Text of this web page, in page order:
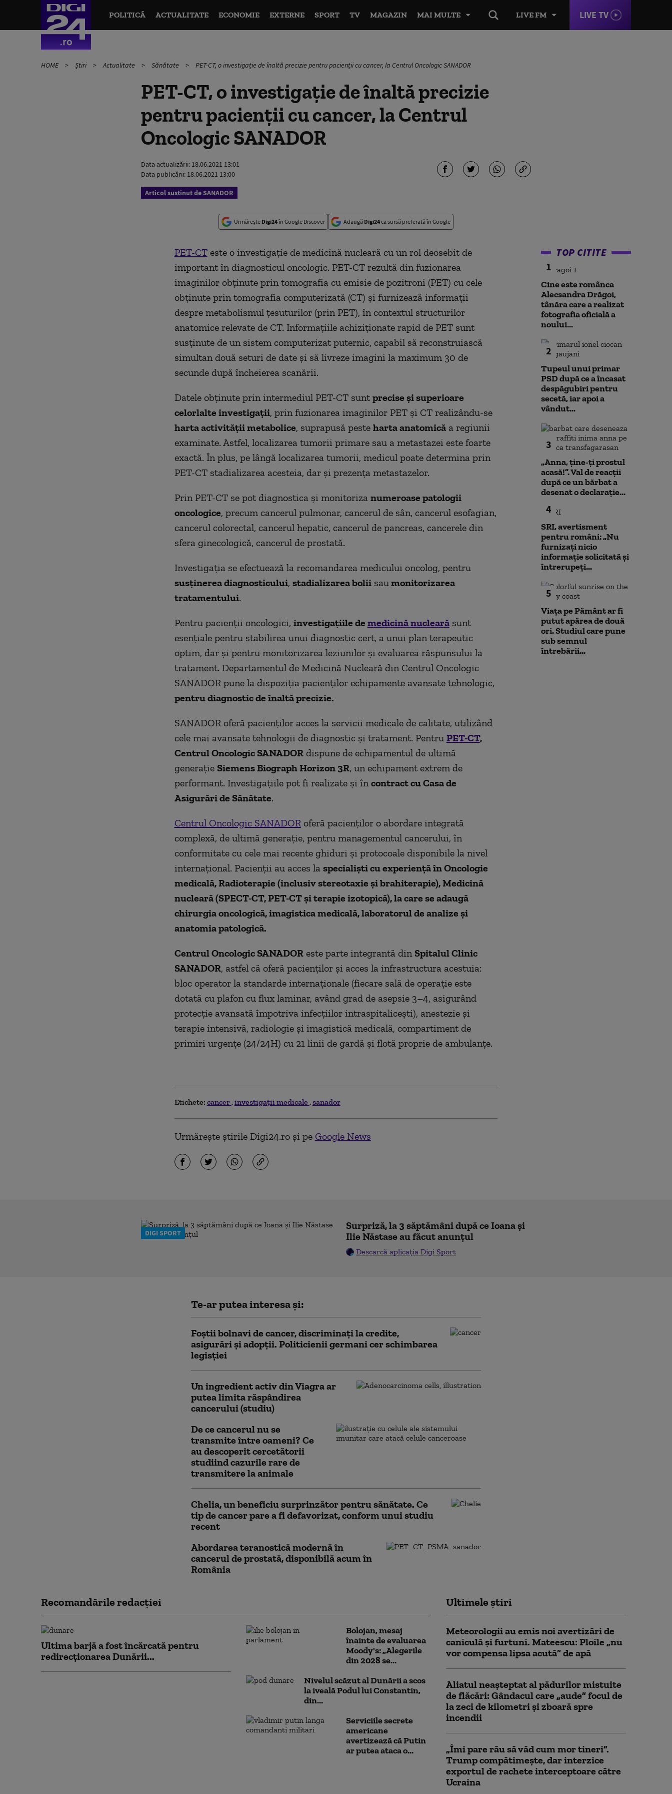
LIVE FM LIVE TV
POLITICĂ ACTUALITATE ECONOMIE EXTERNE SPORT TV MAGAZIN MAI MULTE
HOME Știri Actualitate Sănătate PET-CT, o investigație de înaltă precizie pentru pacienții cu cancer, la Centrul Oncologic SANADOR
PET-CT, o investigație de înaltă precizie
pentru pacienții cu cancer, la Centrul
Oncologic SANADOR
Data actualizării: 18.06.2021 13:01
Data publicării: 18.06.2021 13:00
Articol sustinut de SANADOR
Urmărește Digi24în Google Discover Adaugă Digi24ca sursă preferată în Google
PET-CTeste o investigație de medicină nucleară cu un rol deosebit de
important în diagnosticul oncologic. PET-CT rezultă din fuzionarea
imaginilor obținute prin tomografia cu emisie de pozitroni (PET) cu cele
obținute prin tomografia computerizată (CT) și furnizează informații
despre metabolismul țesuturilor (prin PET), în contextul structurilor
anatomice relevate de CT. Informațiile achiziționate rapid de PET sunt
susținute de un sistem computerizat puternic, capabil să reconstruiască
simultan două seturi de date și să livreze imagini la maximum 30 de
secunde după încheierea scanării.
Datele obținute prin intermediul PET-CT sunt precise și superioare
celorlalte investigații, prin fuzionarea imaginilor PET și CT realizându-se
harta activității metabolice, suprapusă peste harta anatomicăa regiunii
examinate. Astfel, localizarea tumorii primare sau a metastazei este foarte
exactă. În plus, pe lângă localizarea tumorii, medicul poate determina prin
PET-CT stadializarea acesteia, dar și prezența metastazelor.
Prin PET-CT se pot diagnostica și monitoriza numeroase patologii
oncologice, precum cancerul pulmonar, cancerul de sân, cancerul esofagian,
cancerul colorectal, cancerul hepatic, cancerul de pancreas, cancerele din
sfera ginecologică, cancerul de prostată.
Investigația se efectuează la recomandarea medicului oncolog, pentru
susținerea diagnosticului, stadializarea bolii saumonitorizarea
tratamentului.
Pentru pacienții oncologici, investigațiile de medicină nuclearăsunt
esențiale pentru stabilirea unui diagnostic cert, a unui plan terapeutic
optim, dar și pentru monitorizarea leziunilor și evaluarea răspunsului la
tratament. Departamentul de Medicină Nucleară din Centrul Oncologic
SANADOR pune la dispoziția pacienților echipamente avansate tehnologic,
pentru diagnostic de înaltă precizie.
SANADOR oferă pacienților acces la servicii medicale de calitate, utilizând
cele mai avansate tehnologii de diagnostic și tratament. Pentru PET-CT,
Centrul Oncologic SANADORdispune de echipamentul de ultimă
generație Siemens Biograph Horizon 3R, un echipament extrem de
performant. Investigațiile pot fi realizate și încontract cu Casa de
Asigurări de Sănătate.
Centrul Oncologic SANADORoferă pacienților o abordare integrată
complexă, de ultimă generație, pentru managementul cancerului, în
conformitate cu cele mai recente ghiduri și protocoale disponibile la nivel
internațional. Pacienții au acces la specialiști cu experiență în Oncologie
medicală, Radioterapie (inclusiv stereotaxie și brahiterapie), Medicină
nucleară (SPECT-CT, PET-CT și terapie izotopică), la care se adaugă
chirurgia oncologică, imagistica medicală, laboratorul de analize și
anatomia patologică.
Centrul Oncologic SANADOReste parte integrantă dinSpitalul Clinic
SANADOR, astfel că oferă pacienților și acces la infrastructura acestuia:
bloc operator la standarde internaționale (fiecare sală de operație este
dotată cu plafon cu flux laminar, având grad de asepsie 3–4, asigurând
protecție avansată împotriva infecțiilor intraspitalicești), anestezie și
terapie intensivă, radiologie și imagistică medicală, compartiment de
primiri urgențe (24/24H) cu 21 linii de gardă și flotă proprie de ambulanțe.
Etichete: cancer investigaţii medicale sanador
Urmărește știrile Digi24.ro și pe Google News
TOP CITITE
1
Cine este românca
Alecsandra Drăgoi,
tânăra care a realizat
fotografia oficială a
noului...
2
Tupeul unui primar
PSD după ce a încasat
despăgubiri pentru
secetă, iar apoi a
vândut...
3
„Anna, ţine-ţi prostul
acasă!”. Val de reacții
după ce un bărbat a
desenat o declarație...
4
SRI, avertisment
pentru români: „Nu
furnizați nicio
informație solicitată și
întrerupeți...
5
Viața pe Pământ ar fi
putut apărea de două
ori. Studiul care pune
sub semnul
întrebării...
DIGI SPORT
Surpriză, la 3 săptămâni după ce Ioana și
Ilie Năstase au făcut anunțul
Descarcă aplicația Digi Sport
Te-ar putea interesa și:
Foștii bolnavi de cancer, discriminați la credite,
asigurări și adopții. Politicienii germani cer schimbarea
legisției
Un ingredient activ din Viagra ar
putea limita răspândirea
cancerului (studiu)
De ce cancerul nu se
transmite între oameni? Ce
au descoperit cercetătorii
studiind cazurile rare de
transmitere la animale
Chelia, un beneficiu surprinzător pentru sănătate. Ce
tip de cancer pare a fi defavorizat, conform unui studiu
recent
Abordarea teranostică modernă în
cancerul de prostată, disponibilă acum în
România
Recomandările redacţiei
Ultima barjă a fost încărcată pentru
redirecționarea Dunării...
Bolojan, mesaj
înainte de evaluarea
Moody's: „Alegerile
din 2028 se...
Nivelul scăzut al Dunării a scos
la iveală Podul lui Constantin,
din...
Serviciile secrete
americane
avertizează că Putin
ar putea ataca o...
Ultimele știri
Meteorologii au emis noi avertizări de
caniculă și furtuni. Mateescu: Ploile „nu
vor compensa lipsa acută” de apă
Aliatul neașteptat al pădurilor mistuite
de flăcări: Gândacul care „aude” focul de
la zeci de kilometri și zboară spre
incendii
„Îmi pare rău să văd cum mor tineri”.
Trump compătimește, dar interzice
exportul de rachete interceptoare către
Ucraina